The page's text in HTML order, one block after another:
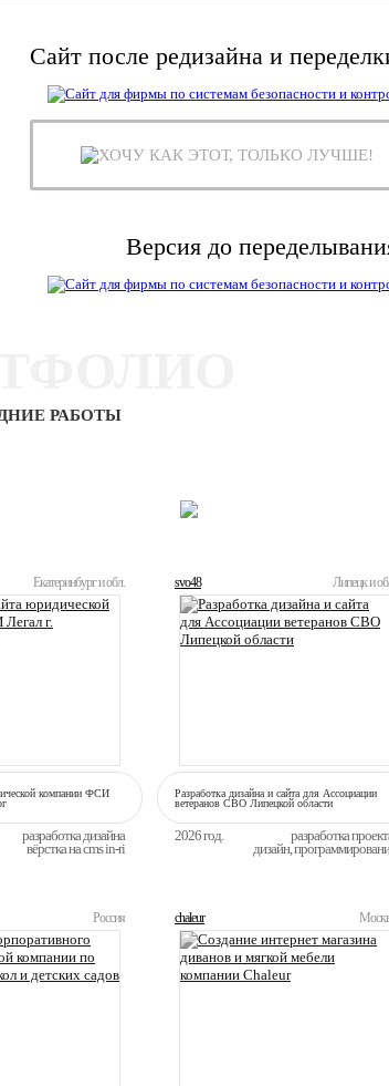
Сайт после редизайна и
ХОЧУ КАК ЭТОТ, ТОЛЬКО ЛУЧШЕ!
Версия до
РАБОТЫ
Екатеринбург и обл.
компании ФСИ
разработка дизайна
вёрстка на cms in-ri
svo48 Липецк и
Разработка дизайна и сайта для Ассоциации
ветеранов СВО Липецкой области
2026 год.
разработка
дизайн,
Россия chaleur